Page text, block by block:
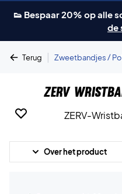
👟 Bespaar 20% op alle
de
Terug | Zweetbandjes /
ZERV
Over het product